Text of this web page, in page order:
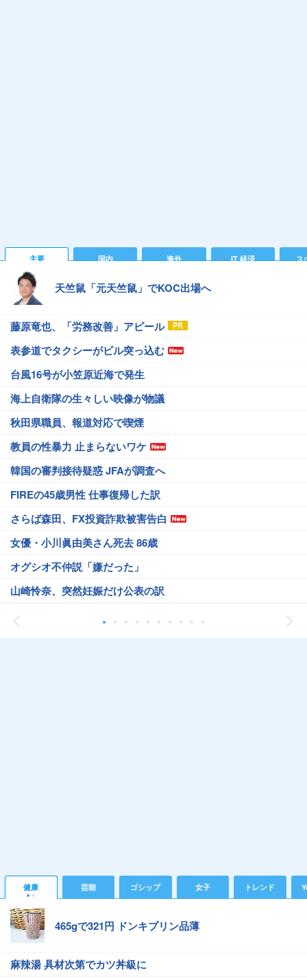
主要 国内 海外 IT 経済 ス
天竺鼠「元天竺鼠」でKOC出場へ
藤原竜也、「労務改善」アピール
表参道でタクシーがビル突っ込む
台風16号が小笠原近海で発生
海上自衛隊の生々しい映像が物議
秋田県職員、報道対応で喫煙
教員の性暴力 止まらないワケ
韓国の審判接待疑惑 JFAが調査へ
FIREの45歳男性 仕事復帰した訳
さらば森田、FX投資詐欺被害告白
女優・小川眞由美さん死去 86歳
オグシオ不仲説「嫌だった」
山崎怜奈、突然妊娠だけ公表の訳
健康 芸能 ゴシップ 女子 トレンド
465gで321円 ドンキプリン品薄
麻辣湯 具材次第でカツ丼級に